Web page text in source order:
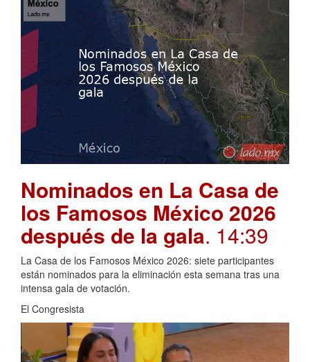
Nominados en La Casa de
los Famosos México 2026
después de la gala. 14:39
La Casa de los Famosos México 2026: siete participantes
están nominados para la eliminación esta semana tras una
intensa gala de votación.
El Congresista